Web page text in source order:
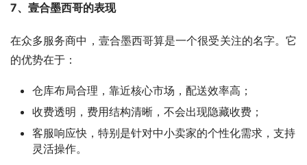
7、壹合墨西哥的表现
在众多服务商中，壹合墨西哥算是一个很受关注的名字。它
的优势在于：
仓库布局合理，靠近核心市场，配送效率高；
收费透明，费用结构清晰，不会出现隐藏收费；
客服响应快，特别是针对中小卖家的个性化需求，支持
灵活操作。